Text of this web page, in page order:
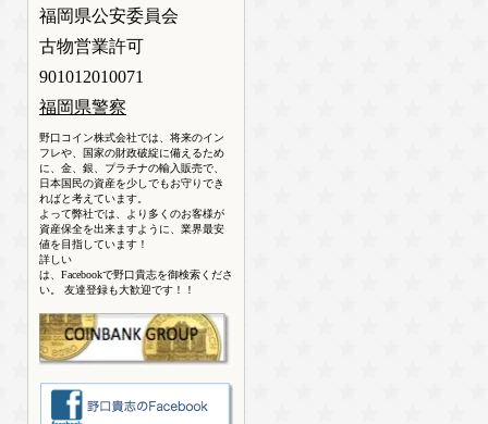
福岡県公安委員会
古物営業許可
901012010071
福岡県警察
野口コイン株式会社では、将来のイン
フレや、国家の財政破綻に備えるため
に、金、銀、プラチナの輸入販売で、
日本国民の資産を少しでもお守りでき
ればと考えています。
よって弊社では、より多くのお客様が
資産保全を出来ますように、業界最安
値を目指しています！
詳しい
は、Facebookで野口貴志を御検索くださ
い。 友達登録も大歓迎です！！